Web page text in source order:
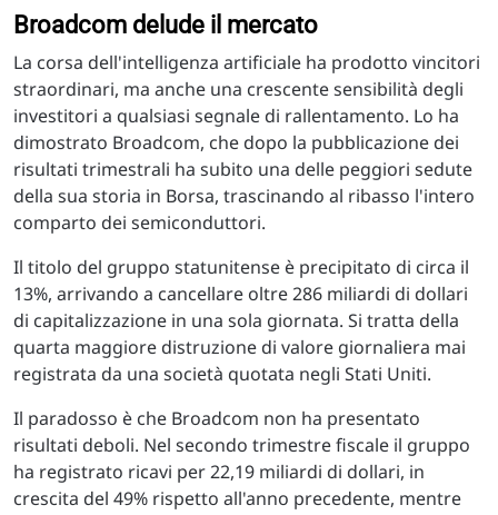
Broadcom delude il mercato
La corsa dell'intelligenza artificiale ha prodotto vincitori
straordinari, ma anche una crescente sensibilità degli
investitori a qualsiasi segnale di rallentamento. Lo ha
dimostrato Broadcom, che dopo la pubblicazione dei
risultati trimestrali ha subito una delle peggiori sedute
della sua storia in Borsa, trascinando al ribasso l'intero
comparto dei semiconduttori.
Il titolo del gruppo statunitense è precipitato di circa il
13%, arrivando a cancellare oltre 286 miliardi di dollari
di capitalizzazione in una sola giornata. Si tratta della
quarta maggiore distruzione di valore giornaliera mai
registrata da una società quotata negli Stati Uniti.
Il paradosso è che Broadcom non ha presentato
risultati deboli. Nel secondo trimestre fiscale il gruppo
ha registrato ricavi per 22,19 miliardi di dollari, in
crescita del 49% rispetto all'anno precedente, mentre